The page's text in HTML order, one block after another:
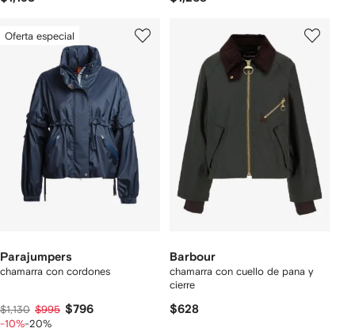
Oferta especial
Parajumpers
chamarra con cordones
$1,130 $995 $796
-10%-20%
Barbour
chamarra con cuello de pana y
cierre
$628